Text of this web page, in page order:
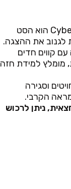
לוק עתידני עם נוכחות לוחמנית – Cyber Warrior הוא הסט
לגנוב את ההצגה.
קווים חדים
מומלץ למידת חזה
וסגירה
הקרבי.
ניתן לרכוש